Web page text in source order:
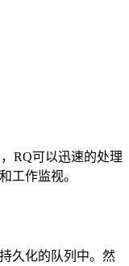
RQ可以迅速的处理
工作监视。
久化的队列中。然